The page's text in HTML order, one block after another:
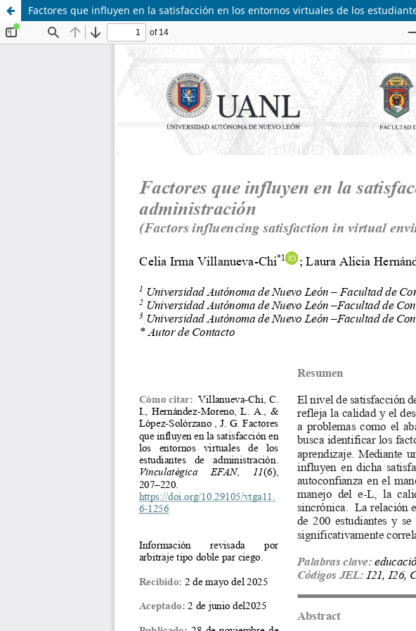
Factores que influyen en la satisfacción en los entornos virtuales de los